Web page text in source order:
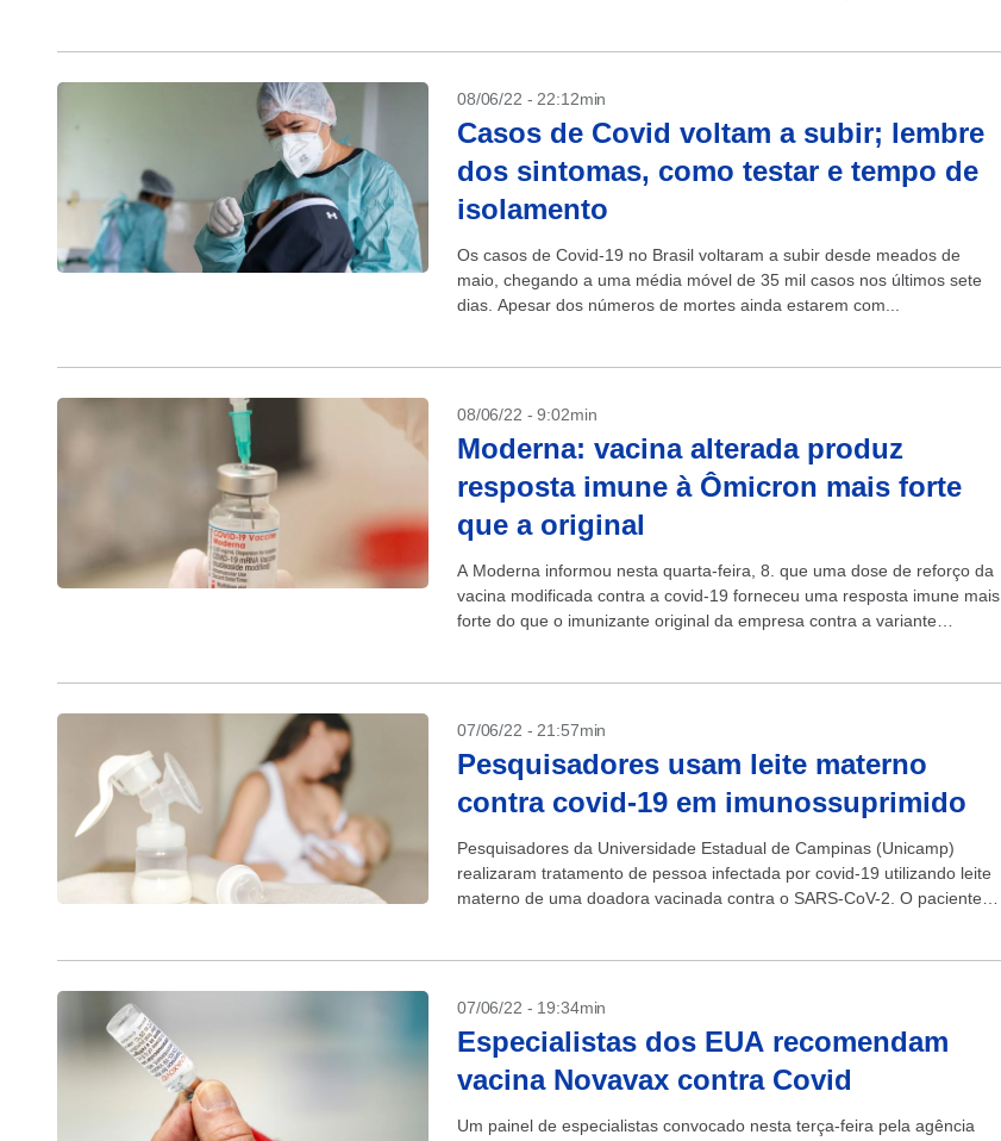
08/06/22 - 22:12min
Casos de Covid voltam a subir; lembre
dos sintomas, como testar e tempo de
isolamento
Os casos de Covid-19 no Brasil voltaram a subir desde meados de
maio, chegando a uma média móvel de 35 mil casos nos últimos sete
dias. Apesar dos números de mortes ainda estarem com...
08/06/22 - 9:02min
Moderna: vacina alterada produz
resposta imune à Ômicron mais forte
que a original
A Moderna informou nesta quarta-feira, 8. que uma dose de reforço da
vacina modificada contra a covid-19 forneceu uma resposta imune mais
forte do que o imunizante original da empresa contra a variante
07/06/22 - 21:57min
Pesquisadores usam leite materno
contra covid-19 em imunossuprimido
Pesquisadores da Universidade Estadual de Campinas (Unicamp)
realizaram tratamento de pessoa infectada por covid-19 utilizando leite
materno de uma doadora vacinada contra o SARS-CoV-2. O paciente
07/06/22 - 19:34min
Especialistas dos EUA recomendam
vacina Novavax contra Covid
Um painel de especialistas convocado nesta terça-feira pela agência